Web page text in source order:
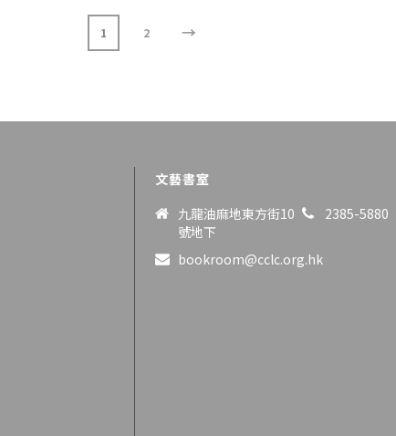
1 2 →
文藝書室
九龍油麻地東方街10
號地下
2385-5880
bookroom@cclc.org.hk